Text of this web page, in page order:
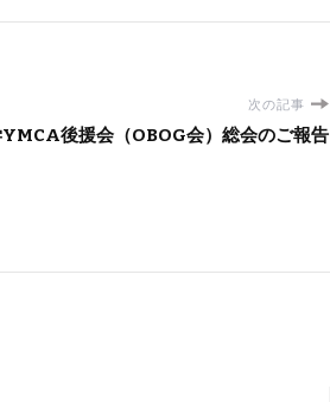
次の記事
後援会（OBOG会）総会のご報告